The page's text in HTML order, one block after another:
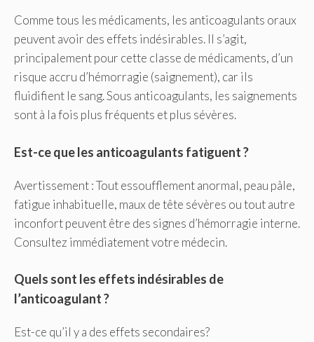
Comme tous les médicaments, les anticoagulants oraux
peuvent avoir des effets indésirables. Il s’agit,
principalement pour cette classe de médicaments, d’un
risque accru d’hémorragie (saignement), car ils
fluidifient le sang. Sous anticoagulants, les saignements
sont à la fois plus fréquents et plus sévères.
Est-ce que les anticoagulants fatiguent ?
Avertissement : Tout essoufflement anormal, peau pâle,
fatigue inhabituelle, maux de tête sévères ou tout autre
inconfort peuvent être des signes d’hémorragie interne.
Consultez immédiatement votre médecin.
Quels sont les effets indésirables de
l’anticoagulant ?
Est-ce qu’il y a des effets secondaires?